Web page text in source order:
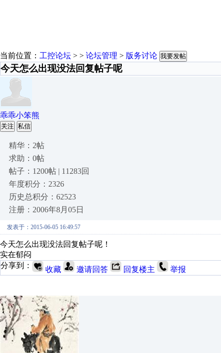
当前位置： 工控论坛 > > 论坛管理 > 版务讨论 我要发帖
今天怎么出现没法回复帖子呢
乖乖小笨熊
关注 私信
精华：2帖
求助：0帖
帖子：1200帖 | 11283回
年度积分：2326
历史总积分：62523
注册：2006年8月05日
发表于：2015-06-05 16:49:57
今天怎么出现没法回复帖子呢！
实在郁闷
分享到：
收藏 邀请回答 回复楼主 举报